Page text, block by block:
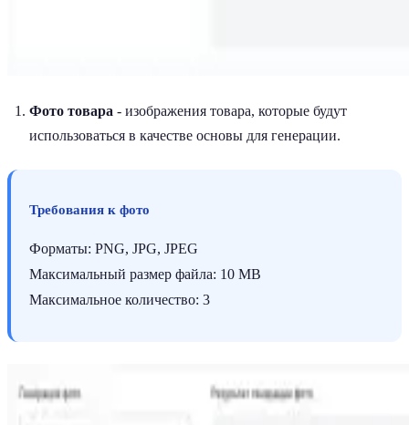
Фото товара - изображения товара, которые будут
использоваться в качестве основы для генерации.
Требования к фото
Форматы: PNG, JPG, JPEG
Максимальный размер файла: 10 MB
Максимальное количество: 3